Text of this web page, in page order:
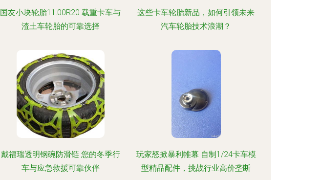
国友小块轮胎11.00R20 载重卡车与
渣土车轮胎的可靠选择
这些卡车轮胎新品，如何引领未来
汽车轮胎技术浪潮？
戴福瑞透明钢碗防滑链 您的冬季行
车与应急救援可靠伙伴
玩家怒掀暴利帷幕 自制1/24卡车模
型精品配件，挑战行业高价垄断